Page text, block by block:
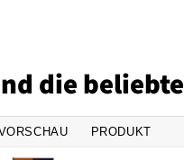
die
PRODUKT